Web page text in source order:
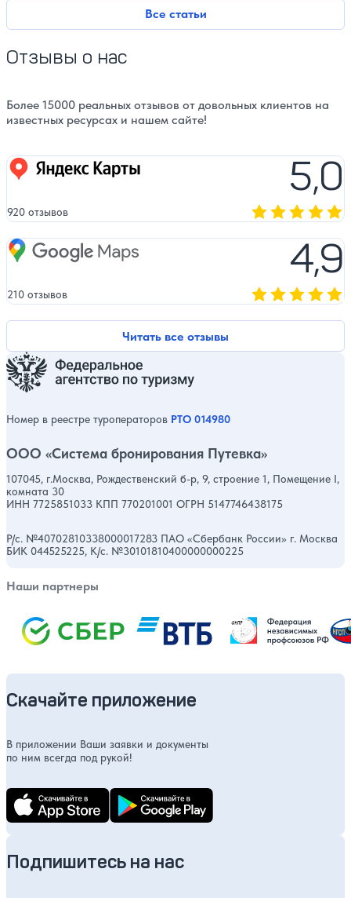
Все статьи
Отзывы о нас
Более 15000 реальных отзывов от довольных клиентов на
известных ресурсах и нашем сайте!
Читать все отзывы
Яндекс карты 5,0
920 отзывов
Google Maps 4,9
210 отзывов
Номер в реестре туроператоров РТО 014980
ООО «Система бронирования Путевка»
107045, г.Москва, Рождественский б-р, 9, строение 1, Помещение I,
комната 30
ИНН 7725851033 КПП 770201001 ОГРН 5147746438175
Р/с. №40702810338000017283 ПАО «Сбербанк России» г. Москва
БИК 044525225, К/с. №30101810400000000225
Наши партнеры
Скачайте приложение
В приложении Ваши заявки и документы
по ним всегда под рукой!
Подпишитесь на нас